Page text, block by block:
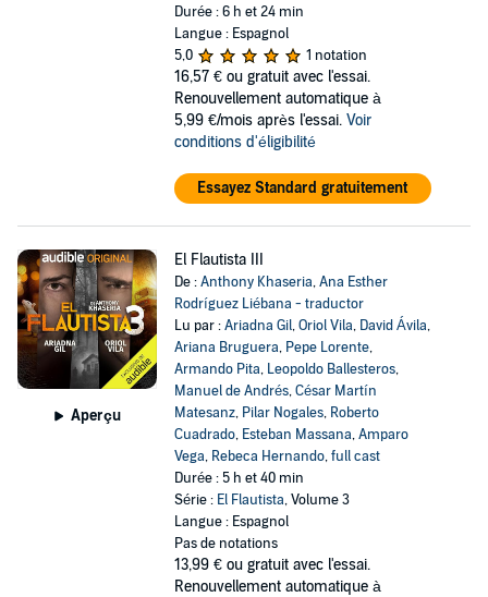
Durée : 6 h et 24 min
Langue : Espagnol
5,0
1 notation
16,57 € ou gratuit avec l'essai.
Renouvellement automatique à
5,99 €/mois après l'essai. Voir
conditions d'éligibilité
Essayez Standard gratuitement
Aperçu
El Flautista III
De :Anthony Khaseria,Ana Esther
Rodríguez Liébana - traductor
Lu par :Ariadna Gil,Oriol Vila, David Ávila,
Ariana Bruguera, Pepe Lorente,
Armando Pita, Leopoldo Ballesteros,
Manuel de Andrés,César Martín
Matesanz, Pilar Nogales, Roberto
Cuadrado, Esteban Massana,Amparo
Vega, Rebeca Hernando,full cast
Durée : 5 h et 40 min
Série : El Flautista, Volume 3
Langue : Espagnol
Pas de notations
13,99 € ou gratuit avec l'essai.
Renouvellement automatique à